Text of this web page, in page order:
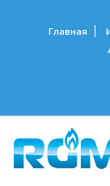
Главная